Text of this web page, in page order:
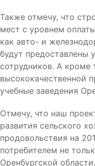
Также отмечу, что
мест с уровнем
как авто- и
будут предоставлены
сотрудников. А кроме
высококачественной
учебные заведения
Отмечу, что наш
развития сельского
продовольствия на
потребителем не
Оренбургской